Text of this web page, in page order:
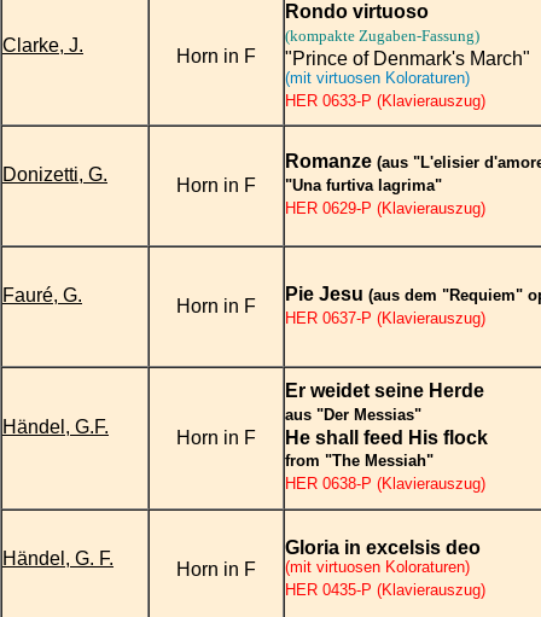
Clarke, J.
Horn in F
Rondo virtuoso
(kompakte Zugaben-Fassung)
"Prince of Denmark's March"
(mit virtuosen Koloraturen)
HER 0633-P (Klavierauszug)
Donizetti, G.
Horn in F
Romanze (aus "L'elisier
"Una furtiva lagrima"
HER 0629-P (Klavierauszug)
Fauré, G.
Horn in F
Pie Jesu (aus dem "Requiem"
HER 0637-P (Klavierauszug)
Händel, G.F.
Horn in F
Er weidet seine Herde
aus "Der Messias"
He shall feed His flock
from "The Messiah"
HER 0638-P (Klavierauszug)
Händel, G. F.
Horn in F
Gloria in excelsis deo
(mit virtuosen Koloraturen)
HER 0435-P (Klavierauszug)